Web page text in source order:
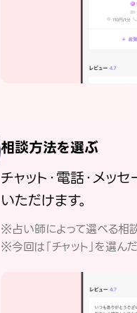
相談方法を選ぶ
チャット・電話・メッ
いただけます。
※占い師によって選べる相
※今回は「チャット」を選ん